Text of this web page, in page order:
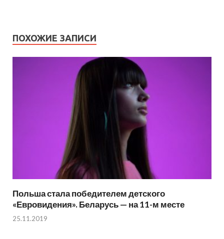
ПОХОЖИЕ ЗАПИСИ
Польша стала победителем детского
«Евровидения». Беларусь — на 11-м месте
25.11.2019